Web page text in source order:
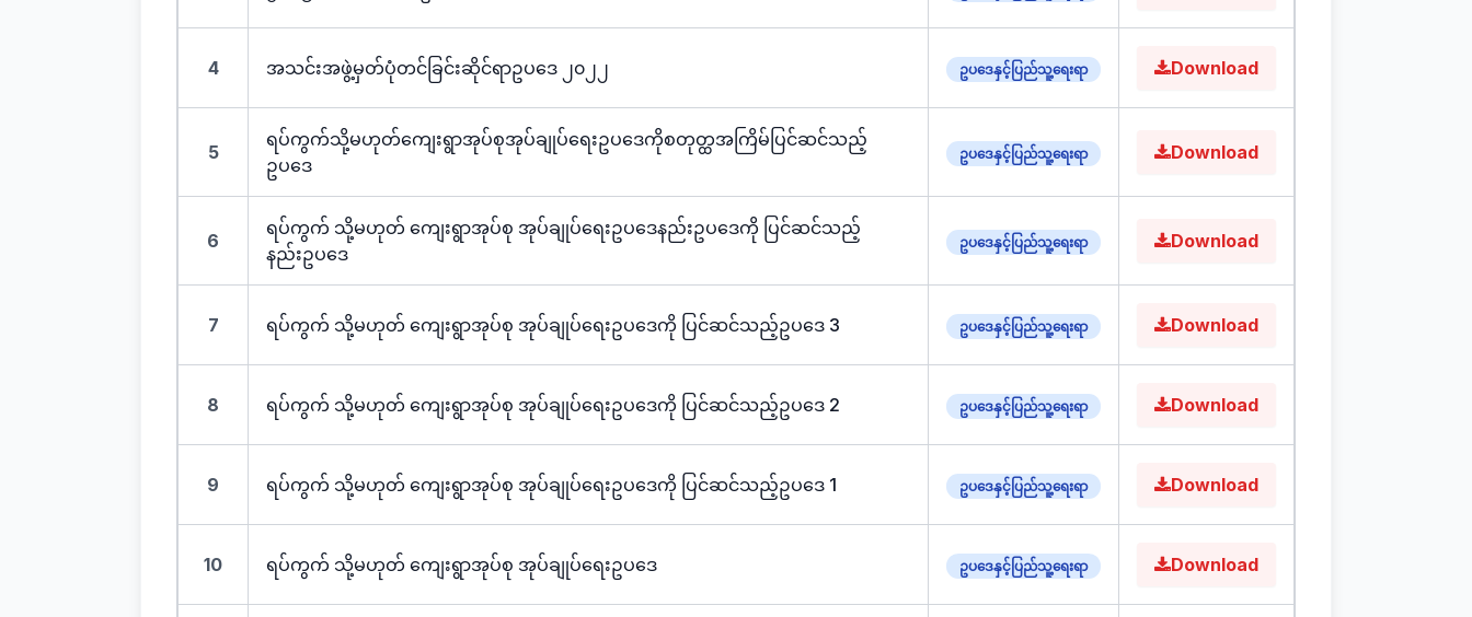
4 အသင်းအဖွဲ့မှတ်ပုံတင်ခြင်းဆိုင်ရာဥပဒေ ၂၀၂၂ ဥပဒေနှင့်ပြည်သူ့ရေးရာ Download
5
ရပ်ကွက်သို့မဟုတ်ကျေးရွာအုပ်စုအုပ်ချုပ်ရေးဥပဒေကိုစတုတ္ထအကြိမ်ပြင်ဆင်သည့်
ဥပဒေ
ဥပဒေနှင့်ပြည်သူ့ရေးရာ Download
6
ရပ်ကွက် သို့မဟုတ် ကျေးရွာအုပ်စု အုပ်ချုပ်ရေးဥပဒေနည်းဥပဒေကို ပြင်ဆင်သည့်
နည်းဥပဒေ
ဥပဒေနှင့်ပြည်သူ့ရေးရာ Download
7 ရပ်ကွက် သို့မဟုတ် ကျေးရွာအုပ်စု အုပ်ချုပ်ရေးဥပဒေကို ပြင်ဆင်သည့်ဥပဒေ 3 ဥပဒေနှင့်ပြည်သူ့ရေးရာ Download
8 ရပ်ကွက် သို့မဟုတ် ကျေးရွာအုပ်စု အုပ်ချုပ်ရေးဥပဒေကို ပြင်ဆင်သည့်ဥပဒေ 2 ဥပဒေနှင့်ပြည်သူ့ရေးရာ Download
9 ရပ်ကွက် သို့မဟုတ် ကျေးရွာအုပ်စု အုပ်ချုပ်ရေးဥပဒေကို ပြင်ဆင်သည့်ဥပဒေ 1 ဥပဒေနှင့်ပြည်သူ့ရေးရာ Download
10 ရပ်ကွက် သို့မဟုတ် ကျေးရွာအုပ်စု အုပ်ချုပ်ရေးဥပဒေ ဥပဒေနှင့်ပြည်သူ့ရေးရာ Download